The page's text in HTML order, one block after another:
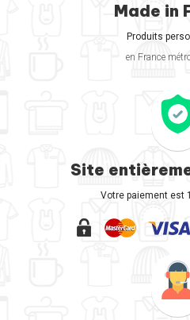
Made in
Produits
en France
Site
Votre paiement est